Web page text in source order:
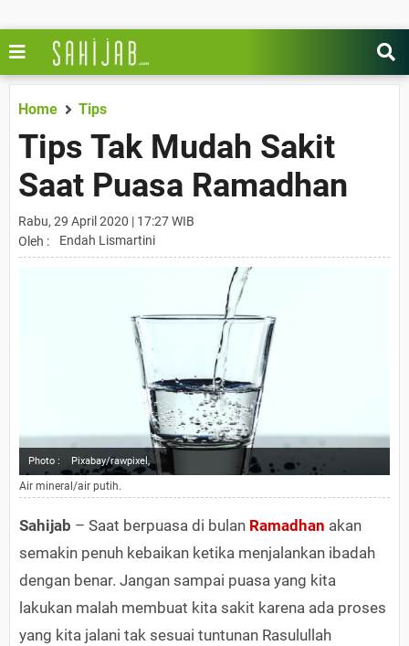
Home Tips
Tips Tak Mudah Sakit
Saat Puasa Ramadhan
Rabu, 29 April 2020 | 17:27 WIB
Oleh :
Endah Lismartini
Photo : Pixabay/rawpixel,
Air mineral/air putih.
Sahijab – Saat berpuasa di bulan Ramadhan akan
semakin penuh kebaikan ketika menjalankan ibadah
dengan benar. Jangan sampai puasa yang kita
lakukan malah membuat kita sakit karena ada proses
yang kita jalani tak sesuai tuntunan Rasulullah